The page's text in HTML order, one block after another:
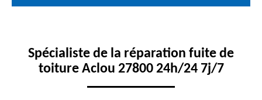
Spécialiste de la réparation fuite de
toiture Aclou 27800 24h/24 7j/7